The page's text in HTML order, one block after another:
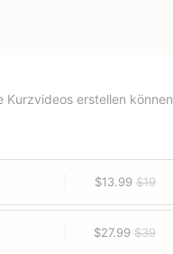
Kurzvideos erstellen können
$13.99 $19
$27.99$39